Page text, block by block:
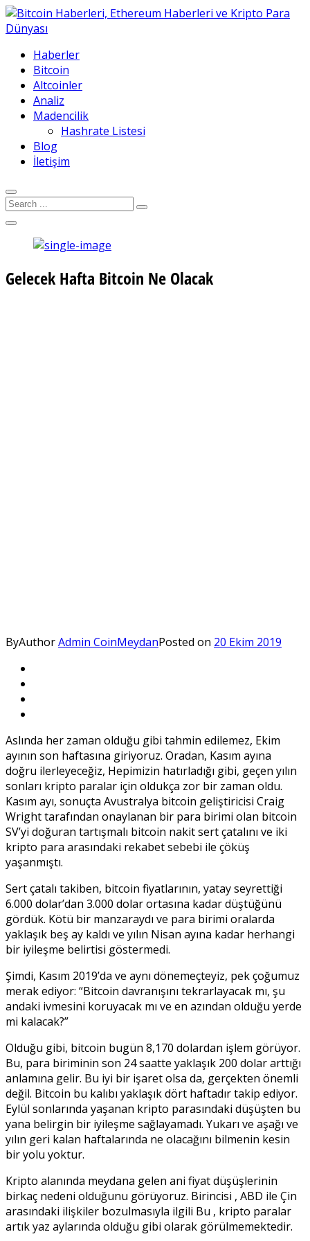
Haberler
Bitcoin
Altcoinler
Analiz
Madencilik
Hashrate Listesi
Blog
İletişim
Gelecek Hafta Bitcoin Ne Olacak
ByAuthorAdmin CoinMeydanPosted on 20 Ekim 2019
Aslında her zaman olduğu gibi tahmin edilemez, Ekim
ayının son haftasına giriyoruz. Oradan, Kasım ayına
doğru ilerleyeceğiz, Hepimizin hatırladığı gibi, geçen yılın
sonları kripto paralar için oldukça zor bir zaman oldu.
Kasım ayı, sonuçta Avustralya bitcoin geliştiricisi Craig
Wright tarafından onaylanan bir para birimi olan bitcoin
SV’yi doğuran tartışmalı bitcoin nakit sert çatalını ve iki
kripto para arasındaki rekabet sebebi ile çöküş
yaşanmıştı.
Sert çatalı takiben, bitcoin fiyatlarının, yatay seyrettiği
6.000 dolar’dan 3.000 dolar ortasına kadar düştüğünü
gördük. Kötü bir manzaraydı ve para birimi oralarda
yaklaşık beş ay kaldı ve yılın Nisan ayına kadar herhangi
bir iyileşme belirtisi göstermedi.
Şimdi, Kasım 2019’da ve aynı dönemeçteyiz, pek çoğumuz
merak ediyor: “Bitcoin davranışını tekrarlayacak mı, şu
andaki ivmesini koruyacak mı ve en azından olduğu yerde
mi kalacak?”
Olduğu gibi, bitcoin bugün 8,170 dolardan işlem görüyor.
Bu, para biriminin son 24 saatte yaklaşık 200 dolar arttığı
anlamına gelir. Bu iyi bir işaret olsa da, gerçekten önemli
değil. Bitcoin bu kalıbı yaklaşık dört haftadır takip ediyor.
Eylül sonlarında yaşanan kripto parasındaki düşüşten bu
yana belirgin bir iyileşme sağlayamadı. Yukarı ve aşağı ve
yılın geri kalan haftalarında ne olacağını bilmenin kesin
bir yolu yoktur.
Kripto alanında meydana gelen ani fiyat düşüşlerinin
birkaç nedeni olduğunu görüyoruz. Birincisi , ABD ile Çin
arasındaki ilişkiler bozulmasıyla ilgili Bu , kripto paralar
artık yaz aylarında olduğu gibi olarak görülmemektedir.